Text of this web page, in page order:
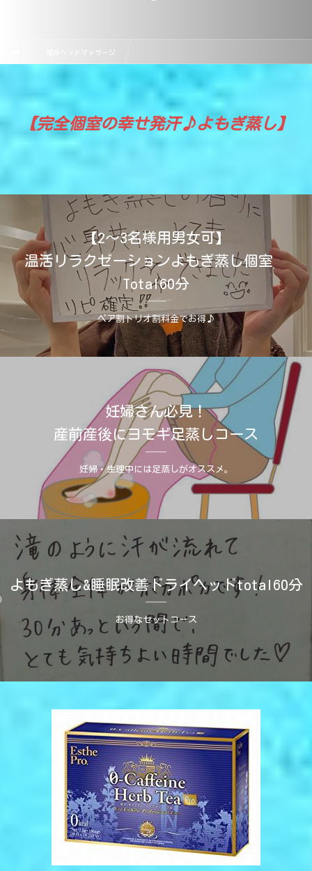
福井ヘッドマッサージ
【完全個室の幸せ発汗♪よもぎ蒸し】
【2～3名様用男女可】
温活リラクゼーションよもぎ蒸し個室
Total60分
ペア割トリオ割料金でお得♪
妊婦さん必見！
産前産後にヨモギ足蒸しコース
妊婦・生理中には足蒸しがオススメ。
よもぎ蒸し&睡眠改善ドライヘッドtotal60分
お得なセットコース